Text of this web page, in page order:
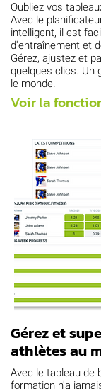
Oubliez vos
Avec le
intelligent, il est
d'entraînement et
Gérez, ajustez et
quelques clics. Un
le monde.
Voir la
Gérez et
athlètes au
Avec le tableau de
formation n'a